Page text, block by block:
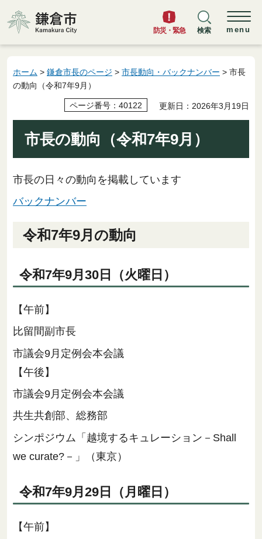
鎌倉市
防災・緊急 検索 menu
ホーム > 鎌倉市長のページ > 市長動向・バックナンバー > 市長
の動向（令和7年9月）
ページ番号：40122 更新日：2026年3月19日
市長の動向（令和7年9月）
市長の日々の動向を掲載しています
バックナンバー
令和7年9月の動向
令和7年9月30日（火曜日）
【午前】
比留間副市長
市議会9月定例会本会議
【午後】
市議会9月定例会本会議
共生共創部、総務部
シンポジウム「越境するキュレーション－Shall
we curate?－」（東京）
令和7年9月29日（月曜日）
【午前】